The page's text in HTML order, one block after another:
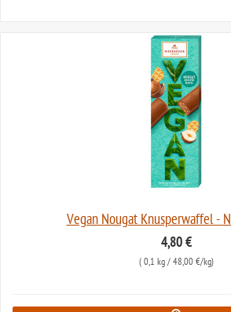
Vegan Nougat Knusperwaffel -
4,80 €
( 0,1 kg/ 48,00 €/kg)